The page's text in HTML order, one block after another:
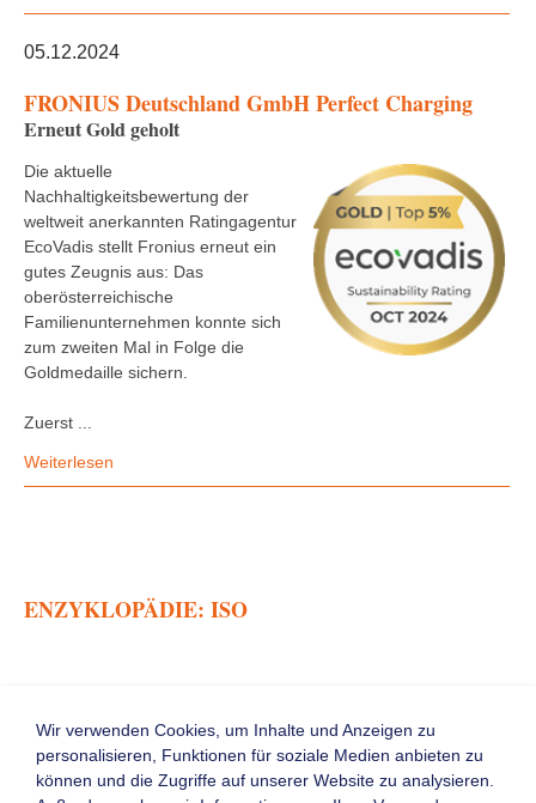
05.12.2024
FRONIUS Deutschland GmbH Perfect Charging
Erneut Gold geholt
Die aktuelle
Nachhaltigkeitsbewertung der
weltweit anerkannten Ratingagentur
EcoVadis stellt Fronius erneut ein
gutes Zeugnis aus: Das
oberösterreichische
Familienunternehmen konnte sich
zum zweiten Mal in Folge die
Goldmedaille sichern.
Zuerst ...
Weiterlesen
ENZYKLOPÄDIE: ISO
mit Sitz in Genf. www.iso.ch
Wir verwenden Cookies, um Inhalte und Anzeigen zu
personalisieren, Funktionen für soziale Medien anbieten zu
können und die Zugriffe auf unserer Website zu analysieren.